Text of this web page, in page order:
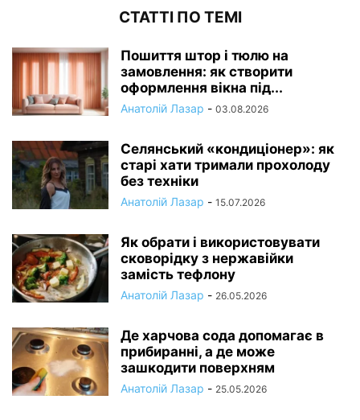
СТАТТІ ПО ТЕМІ
Пошиття штор і тюлю на
замовлення: як створити
оформлення вікна під...
Анатолій Лазар - 03.08.2026
Селянський «кондиціонер»: як
старі хати тримали прохолоду
без техніки
Анатолій Лазар - 15.07.2026
Як обрати і використовувати
сковорідку з нержавійки
замість тефлону
Анатолій Лазар - 26.05.2026
Де харчова сода допомагає в
прибиранні, а де може
зашкодити поверхням
Анатолій Лазар - 25.05.2026